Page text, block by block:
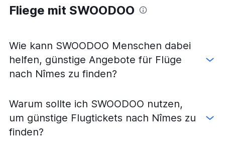
Fliege mit SWOODOO
Wie kann SWOODOO Menschen dabei
helfen, günstige Angebote für Flüge
nach Nîmes zu finden?
Warum sollte ich SWOODOO nutzen,
um günstige Flugtickets nach Nîmes zu
finden?